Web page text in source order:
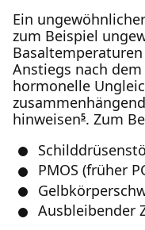
Ein
zum Beispiel
Anstiegs nach
hormonelle
hinweisen5. Zum
PMOS (früher
Ausbleibender